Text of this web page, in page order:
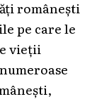
românești
pe care le
vieții